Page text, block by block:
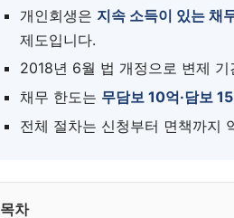
개인회생은 지속 소득이 있는 채
제도입니다.
2018년 6월 법 개정으로 변제 기
채무 한도는 무담보 10억·담보
전체 절차는 신청부터 면책까지
목차